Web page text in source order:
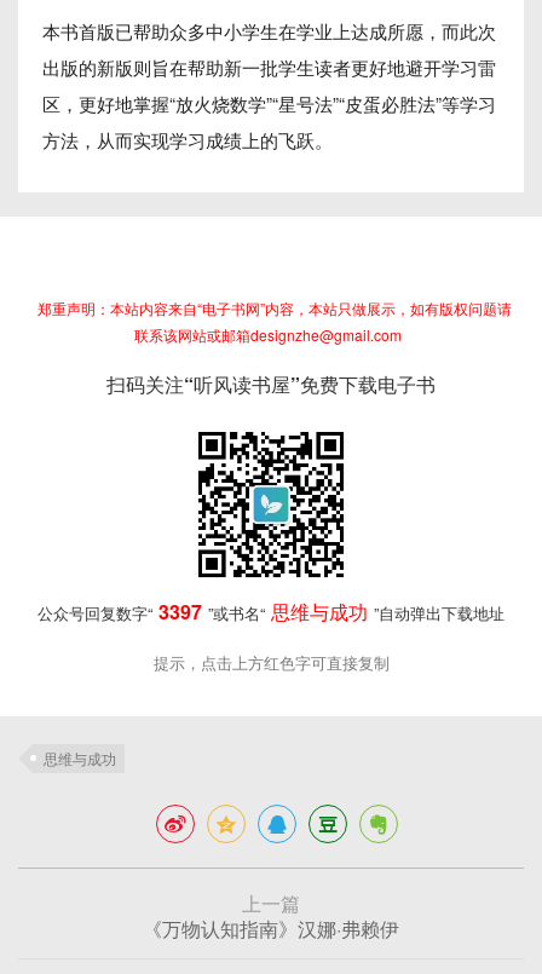
本书首版已帮助众多中小学生在学业上达成所愿，而此次
出版的新版则旨在帮助新一批学生读者更好地避开学习雷
区，更好地掌握“放火烧数学”“星号法”“皮蛋必胜法”等学习
方法，从而实现学习成绩上的飞跃。
郑重声明：本站内容来自“电子书网”内容，本站只做展示，如有版权问题请
联系该网站或邮箱designzhe@gmail.com
扫码关注“听风读书屋”免费下载电子书
公众号回复数字“ 3397 ”或书名“ 思维与成功 ”自动弹出下载地址
提示，点击上方红色字可直接复制
思维与成功
上一篇
《万物认知指南》汉娜·弗赖伊